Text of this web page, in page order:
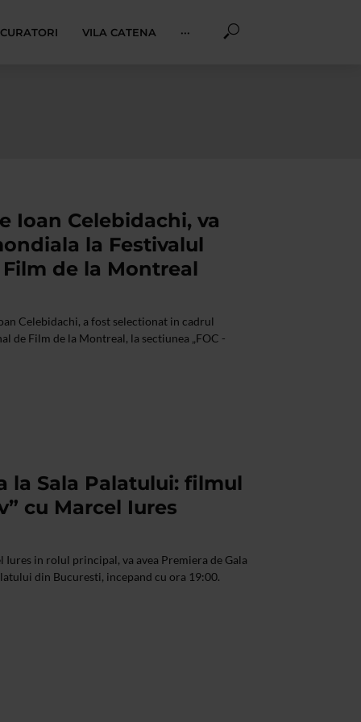
VILA CATENA ···
Ioan Celebidachi, va
la Festivalul
de la Montreal
Celebidachi, a fost selectionat in cadrul
de Film de la Montreal, la sectiunea „FOC -
la Sala Palatului: filmul
cu Marcel Iures
in rolul principal, va avea Premiera de Gala
din Bucuresti, incepand cu ora 19:00.